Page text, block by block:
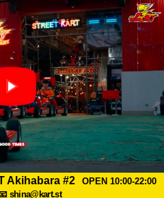
Akihabara #2
OPEN 10:00-22:00
shina@kart.st